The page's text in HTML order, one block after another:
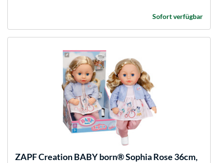
Sofort verfügbar
ZAPF CreationBABY born® Sophia Rose 36cm,